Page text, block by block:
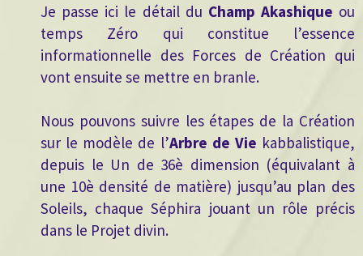
Je passe ici le détail du Champ Akashique ou
temps Zéro qui constitue l’essence
informationnelle des Forces de Création qui
vont ensuite se mettre en branle.
Nous pouvons suivre les étapes de la Création
sur le modèle de l’Arbre de Vie kabbalistique,
depuis le Un de 36è dimension (équivalant à
une 10è densité de matière) jusqu’au plan des
Soleils, chaque Séphira jouant un rôle précis
dans le Projet divin.